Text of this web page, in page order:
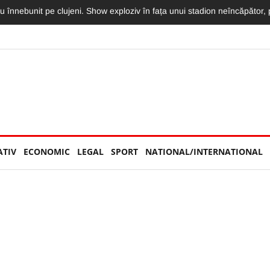
Cifrele din iulie sunt amețitoare. Orașul rămâne cel mai scump
ECONOMIC LEGAL SPORT NATIONAL/INTERNATIONAL